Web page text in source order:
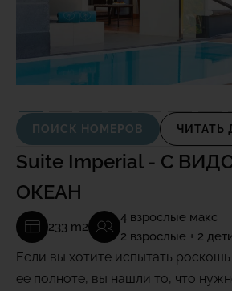
ПОИСК НОМЕРОВ ЧИТАТЬ
Suite Imperial - С
ОКЕАН
233 m2
4 взрослые макс
2 взрослые + 2
Если вы хотите испытать
ее полноте, вы нашли то, что